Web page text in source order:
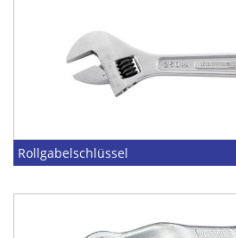
Rollgabelschlüssel